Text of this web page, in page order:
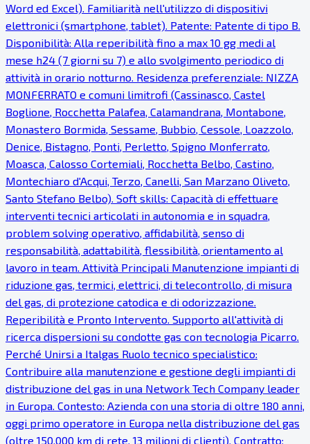
Word ed Excel). Familiarità nell'utilizzo di dispositivi
elettronici (smartphone, tablet). Patente: Patente di tipo B.
Disponibilità: Alla reperibilità fino a max 10 gg medi al
mese h24 (7 giorni su 7) e allo svolgimento periodico di
attività in orario notturno. Residenza preferenziale: NIZZA
MONFERRATO e comuni limitrofi (Cassinasco, Castel
Boglione, Rocchetta Palafea, Calamandrana, Montabone,
Monastero Bormida, Sessame, Bubbio, Cessole, Loazzolo,
Denice, Bistagno, Ponti, Perletto, Spigno Monferrato,
Moasca, Calosso Cortemiali, Rocchetta Belbo, Castino,
Montechiaro d'Acqui, Terzo, Canelli, San Marzano Oliveto,
Santo Stefano Belbo). Soft skills: Capacità di effettuare
interventi tecnici articolati in autonomia e in squadra,
problem solving operativo, affidabilità, senso di
responsabilità, adattabilità, flessibilità, orientamento al
lavoro in team. Attività Principali Manutenzione impianti di
riduzione gas, termici, elettrici, di telecontrollo, di misura
del gas, di protezione catodica e di odorizzazione.
Reperibilità e Pronto Intervento. Supporto all'attività di
ricerca dispersioni su condotte gas con tecnologia Picarro.
Perché Unirsi a Italgas Ruolo tecnico specialistico:
Contribuire alla manutenzione e gestione degli impianti di
distribuzione del gas in una Network Tech Company leader
in Europa. Contesto: Azienda con una storia di oltre 180 anni,
oggi primo operatore in Europa nella distribuzione del gas
(oltre 150.000 km di rete, 13 milioni di clienti). Contratto: